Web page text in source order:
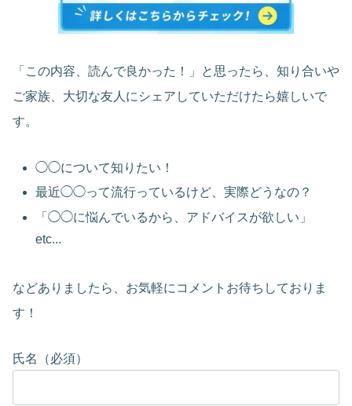
「この内容、読んで良かった！」と思ったら、知り合いや
ご家族、大切な友人にシェアしていただけたら嬉しいで
す。
◯◯について知りたい！
最近◯◯って流行っているけど、実際どうなの？
「◯◯に悩んでいるから、アドバイスが欲しい」
etc...
などありましたら、お気軽にコメントお待ちしておりま
す！
氏名（必須）